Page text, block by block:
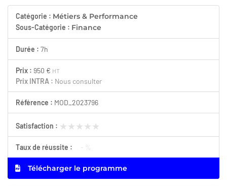
Catégorie : Métiers & Performance
Sous-Catégorie : Finance
Durée : 7h
Prix : 950 € HT
Prix INTRA : Nous consulter
Référence : MOD_2023796
Satisfaction : ★★★★★
★★★★★
Taux de réussite : - %
Télécharger le programme